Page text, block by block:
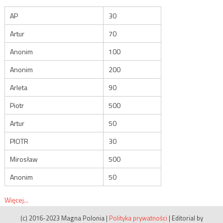
AP
30
Artur
70
Anonim
100
Anonim
200
Arleta
90
Piotr
500
Artur
50
PIOTR
30
Mirosław
500
Anonim
50
Więcej...
(c) 2016-2023 Magna Polonia | Polityka prywatności | Editorial by